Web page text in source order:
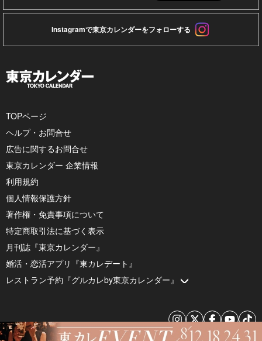
Instagramで東京カレンダーをフォローする
TOPページ
ヘルプ・お問合せ
広告に関するお問合せ
東京カレンダー 企業情報
利用規約
個人情報保護方針
著作権・免責事項について
特定商取引法に基づく表示
月刊誌『東京カレンダー』
婚活・恋活アプリ『東カレデート』
レストラン予約『グルカレby東京カレンダー』
© 2026 by Tokyo Calendar, Inc.